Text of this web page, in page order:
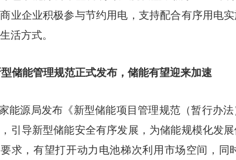
业企业积极参与节约用电，支持配合有序用电
活方式。
储能管理规范正式发布，储能有望迎来加速
源局发布《新型储能项目管理规范（暂行办
引导新型储能安全有序发展，为储能规模化发
求，有望打开动力电池梯次利用市场空间，